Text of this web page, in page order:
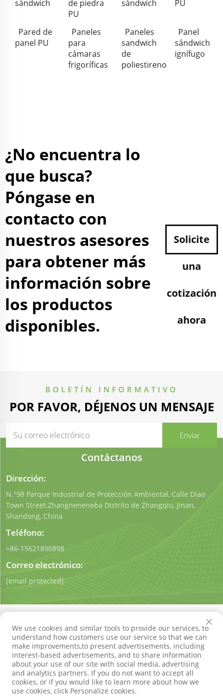
sándwich
de piedra
PU
sándwich
PU
Pared de
panel PU
Paneles
para
cámaras
frigoríficas
Paneles
sandwich
de
poliestireno
Panel
sándwich
ignífugo
¿No encuentra lo
que busca?
Póngase en
contacto con
nuestros asesores
para obtener más
información sobre
los productos
disponibles.
Solicite
una
cotización
ahora
BOLETÍN INFORMATIVO
POR FAVOR, DÉJENOS UN MENSAJE
Contáctanos
Dirección:
N.°98 Parque Industrial de Protección Ambiental, Calle Diao
Town Street.Zhangneneneba Distrito de Zhangqiu, Jinan,
Shandong, China
Teléfono:
+86-15621890898
Correo electrónico:
[email protected]
Derechos de autor © Shandong Qigong Environmental
Protection Technology Co., Ltd. Todos los derechos
reservadosPolítica de privacidad Blog
We use cookies and similar tools to provide our services, to
understand how customers use our service so that we can
make improvements,to present advertisements, including
interest-based advertisements, and to share information
about your use of our site with social media, advertising
and analytics partners. If you do not want to accept all
cookies, or if you would like to learn more about how we
use cookies, click Personalize cookies.